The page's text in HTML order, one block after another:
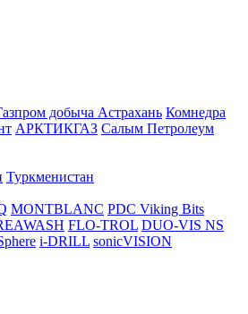
добыча Астрахань Комнедра
АРКТИКГАЗ Салым Петролеум
Туркменистан
MONTBLANC PDC Viking Bits
FLO-TROL DUO-VIS NS
i-DRILL sonicVISION